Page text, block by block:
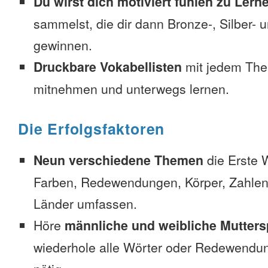
sammelst, die dir dann Bronze-, Silber-
gewinnen.
Druckbare Vokabellisten mit jedem
mitnehmen und unterwegs lernen.
Die Erfolgsfaktoren
Neun verschiedene Themen die Erste
Farben, Redewendungen, Körper,
Länder umfassen.
Höre männliche und weibliche
wiederhole alle Wörter oder